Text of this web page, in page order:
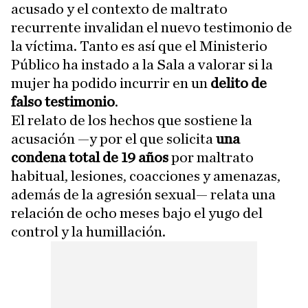
acusado y el contexto de maltrato
recurrente invalidan el nuevo testimonio de
la víctima. Tanto es así que el Ministerio
Público ha instado a la Sala a valorar si la
mujer ha podido incurrir en un delito de
falso testimonio.
El relato de los hechos que sostiene la
acusación —y por el que solicita una
condena total de 19 añospor maltrato
habitual, lesiones, coacciones y amenazas,
además de la agresión sexual— relata una
relación de ocho meses bajo el yugo del
control y la humillación.